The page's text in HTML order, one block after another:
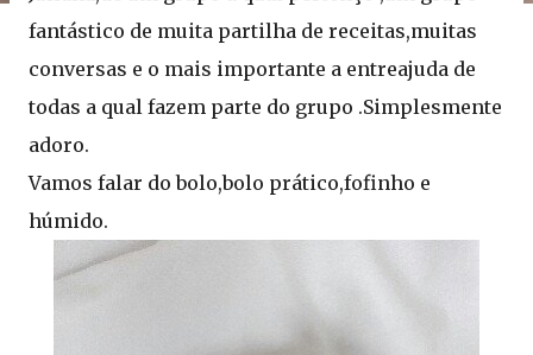
fantástico de muita partilha de receitas,muitas
conversas e o mais importante a entreajuda de
todas a qual fazem parte do grupo .Simplesmente
adoro.
Vamos falar do bolo,bolo prático,fofinho e
húmido.